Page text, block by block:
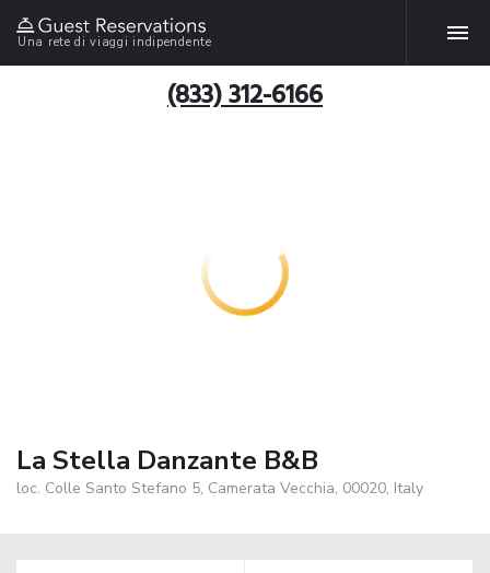
Una rete di viaggi indipendente
(833) 312-6166
La Stella Danzante B&B
loc. Colle Santo Stefano 5, Camerata Vecchia, 00020, Italy